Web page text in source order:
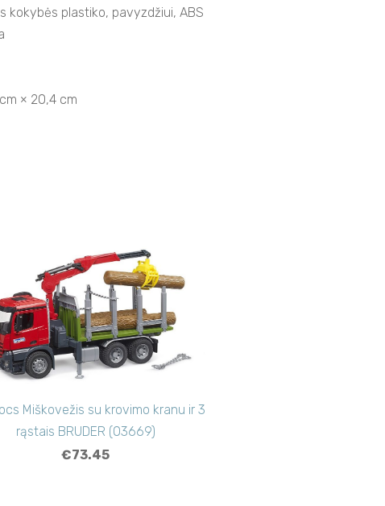
kokybės plastiko, pavyzdžiui, ABS
× 20,4 cm
Miškovežis su krovimo kranu ir 3
rąstais BRUDER (03669)
€73.45